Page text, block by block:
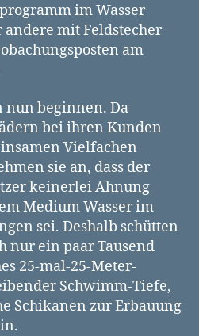
im Wasser
mit Feldstecher
am
nun beginnen. Da
bei ihren Kunden
Vielfachen
sie an, dass der
keinerlei Ahnung
Medium Wasser im
sei. Deshalb schütten
nur ein paar Tausend
25-mal-25-Meter-
Schwimm-Tiefe,
Schikanen zur Erbauung